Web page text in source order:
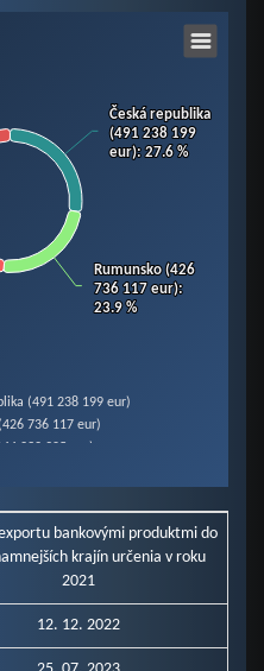
Česká republika
(491 238 199
eur): 27.6 %
Česká republika
(491 238 199
eur): 27.6 %
Rumunsko (426
736 117 eur):
23.9 %
Rumunsko (426
736 117 eur):
23.9 %
(491 238 199 eur)
736 117 eur)
232 905 eur)
330 763 eur)
377 eur)
(88 409 152 eur)
168 992 eur)
(247 707 427 eur)
bankovými produktmi do
krajín určenia v roku
2021
12. 12. 2022